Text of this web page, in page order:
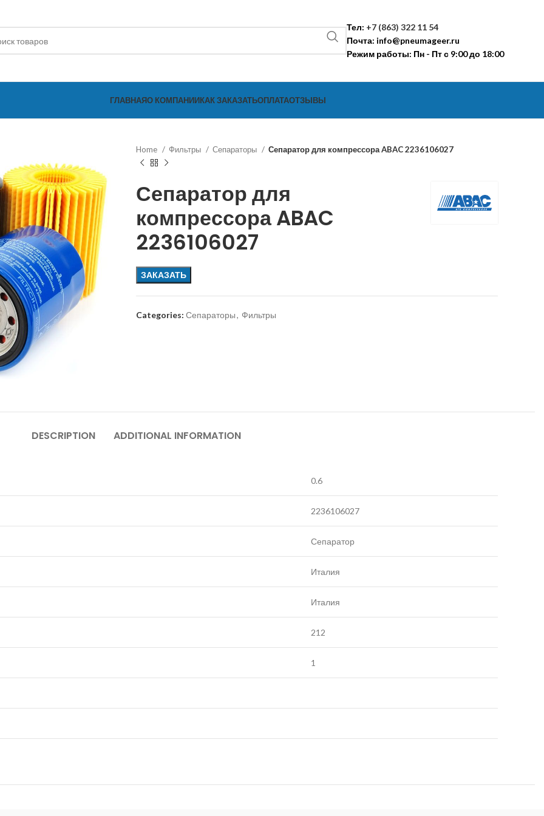
Тел: +7 (863) 322 11 54
Почта: info@pneumageer.ru
Режим работы: Пн - Пт с 9:00 до 18:00
ГЛАВНАЯО КОМПАНИИКАК ЗАКАЗАТЬОПЛАТАОТЗЫВЫ
Home Фильтры Сепараторы Сепаратор для компрессора ABAC 2236106027
Сепаратор для
компрессора ABAC
2236106027
ЗАКАЗАТЬ
Categories: Сепараторы, Фильтры
DESCRIPTION ADDITIONAL INFORMATION
0.6
2236106027
Сепаратор
Италия
Италия
212
1